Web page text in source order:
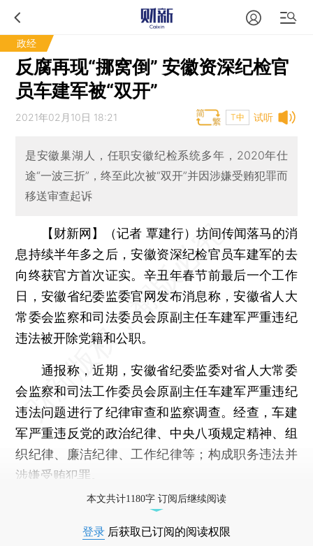
政经
反腐再现“挪窝倒” 安徽资深纪检官
员车建军被“双开”
试听
2021年02月10日 18:21 T中
是安徽巢湖人，任职安徽纪检系统多年，2020年仕
途“一波三折”，终至此次被“双开”并因涉嫌受贿犯罪而
移送审查起诉
【财新网】（记者 覃建行） 坊间传闻落马的消
息持续半年多之后，安徽资深纪检官员车建军的去
向终获官方首次证实。辛丑年春节前最后一个工作
日，安徽省纪委监委官网发布消息称，安徽省人大
常委会监察和司法委员会原副主任车建军严重违纪
违法被开除党籍和公职。
通报称，近期，安徽省纪委监委对省人大常委
会监察和司法工作委员会原副主任车建军严重违纪
违法问题进行了纪律审查和监察调查。经查，车建
军严重违反党的政治纪律、中央八项规定精神、组
织纪律、廉洁纪律、工作纪律等；构成职务违法并
涉嫌受贿犯罪。
本文共计1180字 订阅后继续阅读
登录 后获取已订阅的阅读权限